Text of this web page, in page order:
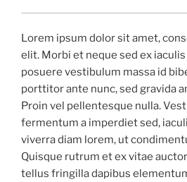
Lorem ipsum dolor sit amet,
elit. Morbi et neque sed ex
posuere vestibulum massa id
porttitor ante nunc, sed gravida
Proin vel pellentesque nulla.
fermentum a imperdiet sed,
viverra diam lorem, ut
Quisque rutrum et ex vitae
tellus fringilla dapibus